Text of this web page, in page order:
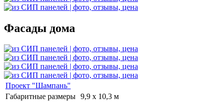
Фасады дома
Проект "Шампань"
Габаритные размеры 9,9 х 10,3 м